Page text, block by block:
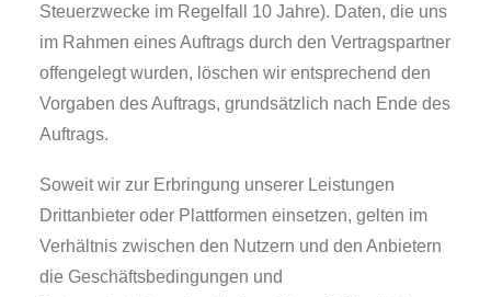
Steuerzwecke im Regelfall 10 Jahre). Daten, die uns
im Rahmen eines Auftrags durch den Vertragspartner
offengelegt wurden, löschen wir entsprechend den
Vorgaben des Auftrags, grundsätzlich nach Ende des
Auftrags.
Soweit wir zur Erbringung unserer Leistungen
Drittanbieter oder Plattformen einsetzen, gelten im
Verhältnis zwischen den Nutzern und den Anbietern
die Geschäftsbedingungen und